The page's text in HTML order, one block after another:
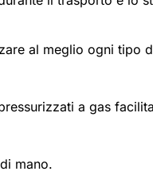
al meglio ogni tipo
a gas
mano.